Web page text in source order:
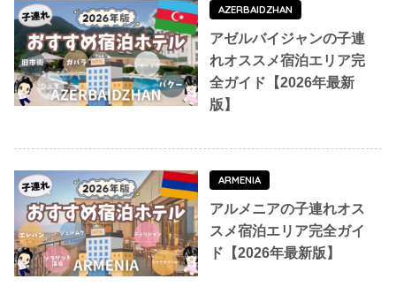
アゼルバイジャンの子連
れオススメ宿泊エリア完
全ガイド【2026年最新
版】
AZERBAIDZHAN
アルメニアの子連れオス
スメ宿泊エリア完全ガイ
ド【2026年最新版】
ARMENIA